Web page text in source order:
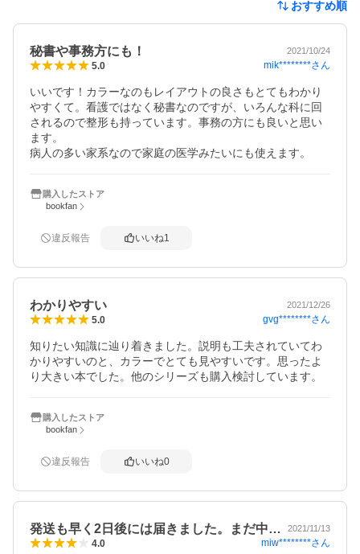
おすすめ順
秘書や事務方にも！ 2021/10/24
5.0 mik********さん
いいです！カラーなのもレイアウトの良さもとてもわかり
やすくて。看護ではなく秘書なのですが、いろんな科に回
されるので整形も持っています。事務の方にも良いと思い
ます。
病人の多い家系なので家庭の医学みたいにも使えます。
購入したストア
bookfan
違反報告 いいね1
わかりやすい 2021/12/26
5.0 gvg********さん
知りたい知識に辿り着きました。説明も工夫されていてわ
かりやすいのと、カラーでとても見やすいです。思ったよ
り大きい本でした。他のシリーズも購入検討しています。
購入したストア
bookfan
違反報告 いいね0
発送も早く2日後には届きました。まだ中… 2021/11/13
4.0 miw********さん